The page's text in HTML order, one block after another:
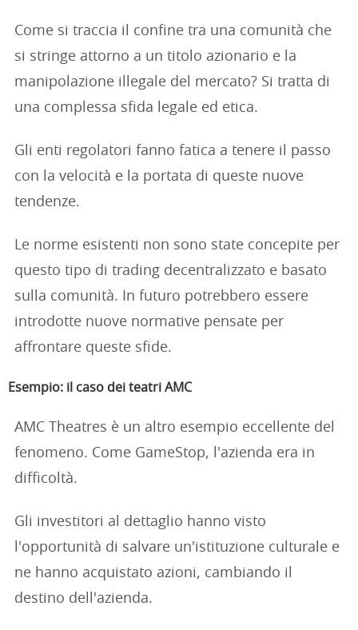
Come si traccia il confine tra una comunità che
si stringe attorno a un titolo azionario e la
manipolazione illegale del mercato? Si tratta di
una complessa sfida legale ed etica.
Gli enti regolatori fanno fatica a tenere il passo
con la velocità e la portata di queste nuove
tendenze.
Le norme esistenti non sono state concepite per
questo tipo di trading decentralizzato e basato
sulla comunità. In futuro potrebbero essere
introdotte nuove normative pensate per
affrontare queste sfide.
Esempio: il caso dei teatri AMC
AMC Theatres è un altro esempio eccellente del
fenomeno. Come GameStop, l'azienda era in
difficoltà.
Gli investitori al dettaglio hanno visto
l'opportunità di salvare un'istituzione culturale e
ne hanno acquistato azioni, cambiando il
destino dell'azienda.